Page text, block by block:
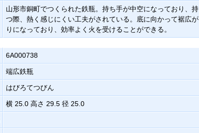
山形市銅町でつくられた鉄瓶。持ち手が中空になっており、持
つ際、熱く感じにくい工夫がされている。底に向かって裾広が
りになっており、効率よく火を受けることができる。
6A000738
端広鉄瓶
はびろてつびん
横 25.0 高さ 29.5 径 25.0